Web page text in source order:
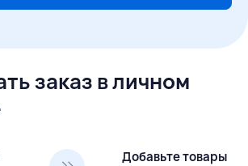
заказ в личном
Добавьте товары